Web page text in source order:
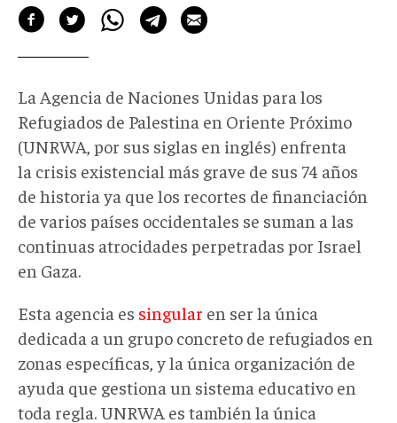
La Agencia de Naciones Unidas para los
Refugiados de Palestina en Oriente Próximo
(UNRWA, por sus siglas en inglés) enfrenta
la crisis existencial más grave de sus 74 años
de historia ya que los recortes de financiación
de varios países occidentales se suman a las
continuas atrocidades perpetradas por Israel
en Gaza.
Esta agencia es singular en ser la única
dedicada a un grupo concreto de refugiados en
zonas específicas, y la única organización de
ayuda que gestiona un sistema educativo en
toda regla. UNRWA es también la única